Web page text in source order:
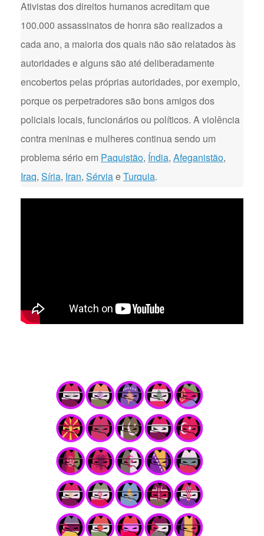
Ativistas dos direitos humanos acreditam que
100.000 assassinatos de honra são realizados a
cada ano, a maioria dos quais não são relatados às
autoridades e alguns são até deliberadamente
encobertos pelas próprias autoridades, por exemplo,
porque os perpetradores são bons amigos dos
policiais locais, funcionários ou políticos. A violência
contra meninas e mulheres continua sendo um
problema sério em Paquistão, Índia, Afeganistão,
Iraq, Síria, Iran, SérviaeTurquia.